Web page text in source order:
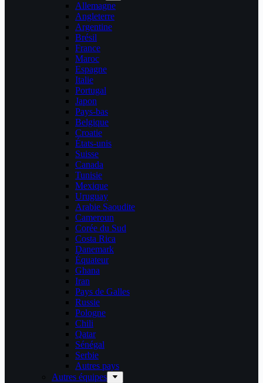
Allemagne
Angleterre
Argentine
Brésil
France
Maroc
Espagne
Italie
Portugal
Japon
Pays-bas
Belgique
Croatie
États-unis
Suisse
Canada
Tunisie
Mexique
Uruguay
Arabie Saoudite
Cameroun
Corée du Sud
Costa Rica
Danemark
Équateur
Ghana
Iran
Pays de Galles
Russie
Pologne
Chili
Qatar
Sénégal
Serbie
Autres pays
Autres équipes